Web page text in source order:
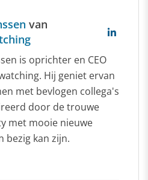
van
is oprichter en CEO
Hij geniet ervan
met bevlogen collega's
door de trouwe
met mooie nieuwe
bezig kan zijn.